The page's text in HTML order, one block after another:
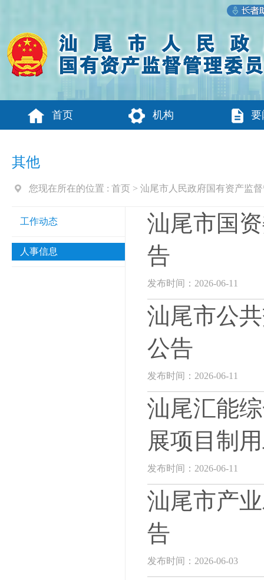
首页 机构 要
其他
您现在所在的位置 : 首页 > 汕尾市人民政府国有资产监
工作动态
人事信息
汕尾市国
告
发布时间：2026-06-11
汕尾市公
公告
发布时间：2026-06-11
汕尾汇能
展项目制
发布时间：2026-06-11
汕尾市产
告
发布时间：2026-06-03